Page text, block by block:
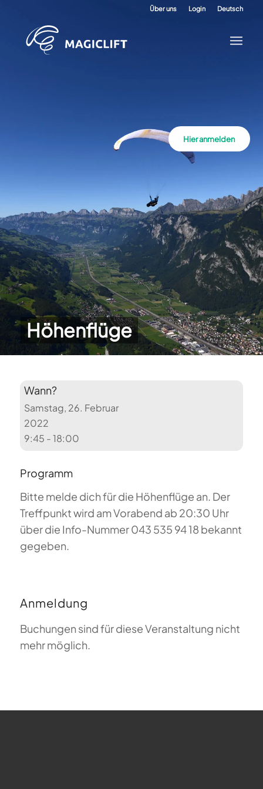
Über uns Login Deutsch
Höhenflüge
Hier anmelden
Wann?
Samstag, 26. Februar
2022
9:45 - 18:00
Programm
Bitte melde dich für die Höhenflüge an. Der
Treffpunkt wird am Vorabend ab 20:30 Uhr
über die Info-Nummer 043 535 94 18 bekannt
gegeben.
Anmeldung
Buchungen sind für diese Veranstaltung nicht
mehr möglich.